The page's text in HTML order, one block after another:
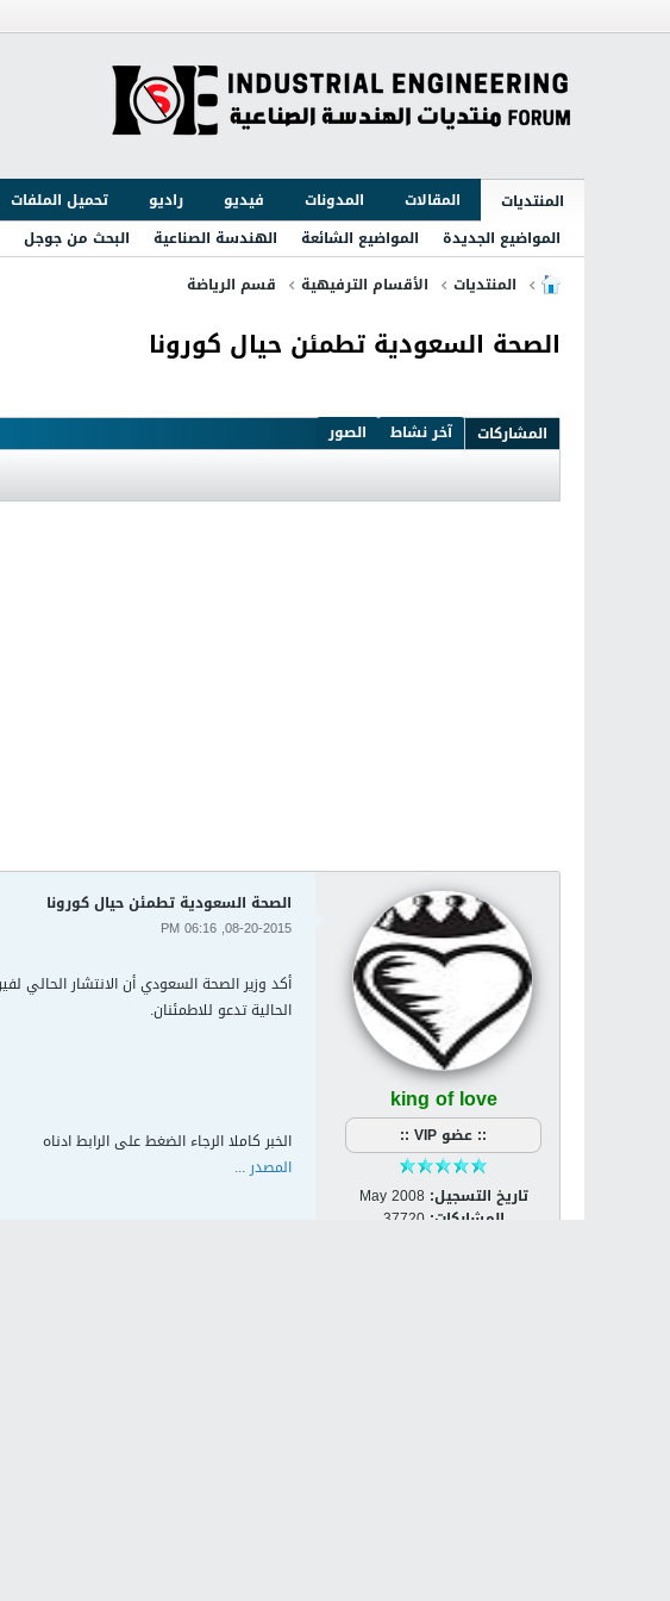
المنتديات المقالات المدونات فيديو راديو تحميل الملفات
المواضيع الجديدة
المواضيع الشائعة الهندسة الصناعية
البحث من جوجل
المنتديات
الأقسام الترفيهية قسم الرياضة
الصحة السعودية تطمئن حيال كورونا
المشاركات آخر نشاط الصور
king of love
:: عضو VIP ::
تاريخ التسجيل: May 2008
المشاركات: 37720
الصحة السعودية تطمئن حيال كورونا
08-20-2015, 06:16 PM
أكد وزير الصحة السعودي أن الانتشار الحالي
الحالية تدعو للاطمئنان.
الخبر كاملا الرجاء الضغط على الرابط ادناه
المصدر ...